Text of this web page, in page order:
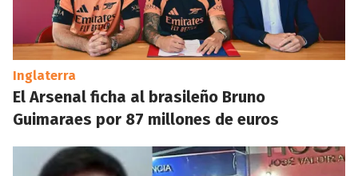
Inglaterra
El Arsenal ficha al brasileño Bruno
Guimaraes por 87 millones de euros